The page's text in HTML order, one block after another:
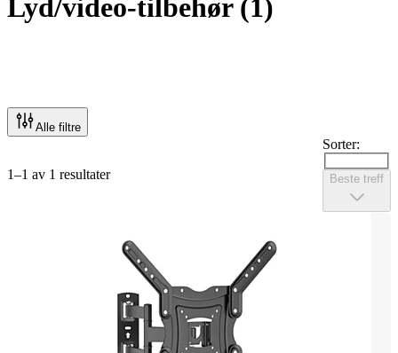
Lyd/video-tilbehør(1)
Alle filtre
1–1 av 1 resultater
Sorter:
Beste treff